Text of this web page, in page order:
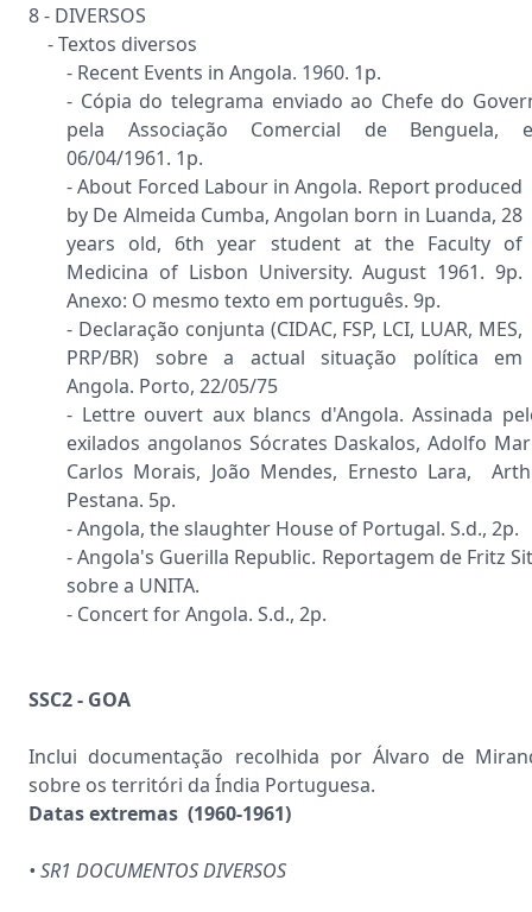
8 - DIVERSOS
- Textos diversos
- Recent Events in Angola. 1960. 1p.
- Cópia do telegrama enviado ao Chefe do
pela Associação Comercial de Benguela,
06/04/1961. 1p.
- About Forced Labour in Angola. Report produced
by De Almeida Cumba, Angolan born in Luanda, 28
years old, 6th year student at the Faculty of
Medicina of Lisbon University. August 1961. 9p.
Anexo: O mesmo texto em português. 9p.
- Declaração conjunta (CIDAC, FSP, LCI, LUAR, MES,
PRP/BR) sobre a actual situação política em
Angola. Porto, 22/05/75
- Lettre ouvert aux blancs d'Angola. Assinada
exilados angolanos Sócrates Daskalos, Adolfo
Carlos Morais, João Mendes, Ernesto Lara,
Pestana. 5p.
- Angola, the slaughter House of Portugal. S.d., 2p.
- Angola's Guerilla Republic. Reportagem de Fritz
sobre a UNITA.
- Concert for Angola. S.d., 2p.
SSC2 - GOA
Inclui documentação recolhida por Álvaro de
sobre os territóri da Índia Portuguesa.
Datas extremas (1960-1961)
• SR1 DOCUMENTOS DIVERSOS